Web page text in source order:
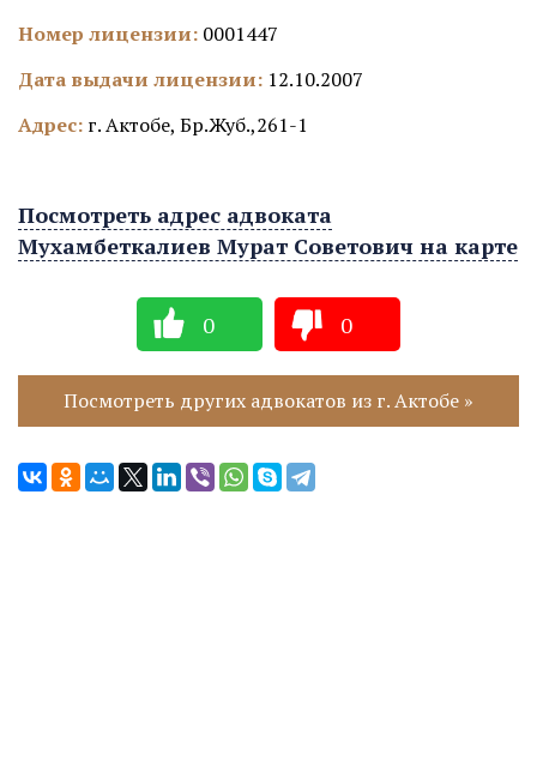
Номер лицензии: 0001447
Дата выдачи лицензии: 12.10.2007
Адрес: г. Актобе, Бр.Жуб.,261-1
Посмотреть адрес адвоката
Мухамбеткалиев Мурат Советович на карте
0 0
Посмотреть других адвокатов из г. Актобе »